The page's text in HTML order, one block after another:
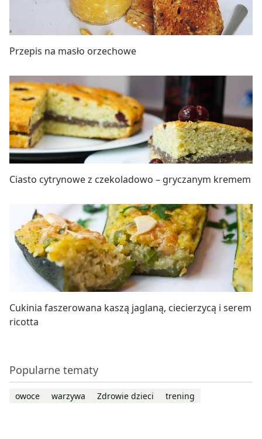
Przepis na masło orzechowe
Ciasto cytrynowe z czekoladowo – gryczanym kremem
Cukinia faszerowana kaszą jaglaną, ciecierzycą i serem
ricotta
Popularne tematy
owoce warzywa Zdrowie dzieci trening